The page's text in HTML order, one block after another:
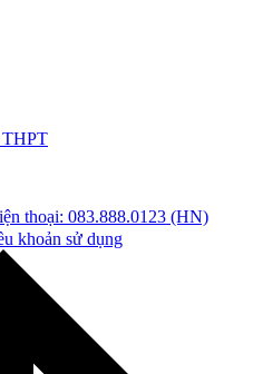
thoại: 083.888.0123 (HN)
khoản sử dụng